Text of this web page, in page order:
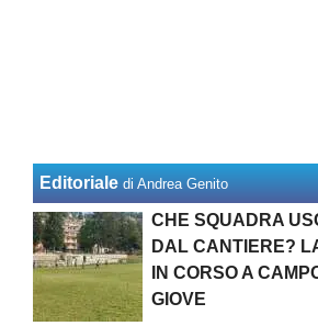
Editoriale di Andrea Genito
CHE SQUADRA
DAL CANTIERE?
IN CORSO A
GIOVE